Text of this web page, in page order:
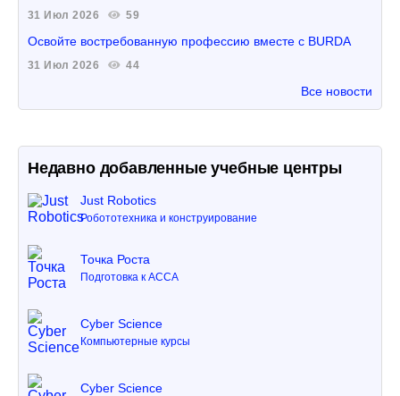
31 Июл 2026 59
Освойте востребованную профессию вместе с BURDA
31 Июл 2026 44
Все новости
Недавно добавленные учебные центры
Just Robotics
Робототехника и конструирование
Точка Роста
Подготовка к ACCA
Cyber Science
Компьютерные курсы
Cyber Science